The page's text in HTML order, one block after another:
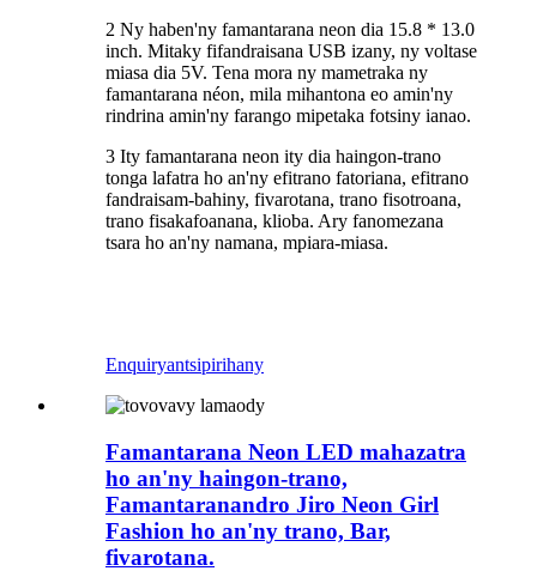
2 Ny haben'ny famantarana neon dia 15.8 * 13.0
inch. Mitaky fifandraisana USB izany, ny voltase
miasa dia 5V. Tena mora ny mametraka ny
famantarana néon, mila mihantona eo amin'ny
rindrina amin'ny farango mipetaka fotsiny ianao.
3 Ity famantarana neon ity dia haingon-trano
tonga lafatra ho an'ny efitrano fatoriana, efitrano
fandraisam-bahiny, fivarotana, trano fisotroana,
trano fisakafoanana, klioba. Ary fanomezana
tsara ho an'ny namana, mpiara-miasa.
Enquiryantsipirihany
Famantarana Neon LED mahazatra
ho an'ny haingon-trano,
Famantaranandro Jiro Neon Girl
Fashion ho an'ny trano, Bar,
fivarotana.